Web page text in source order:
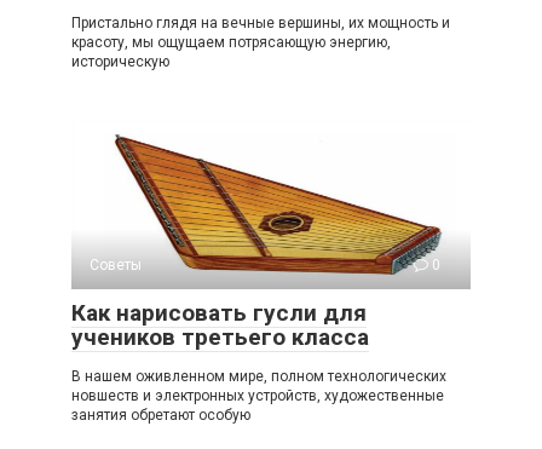
Пристально глядя на вечные вершины, их мощность и
красоту, мы ощущаем потрясающую энергию,
историческую
Советы 0
Как нарисовать гусли для
учеников третьего класса
В нашем оживленном мире, полном технологических
новшеств и электронных устройств, художественные
занятия обретают особую